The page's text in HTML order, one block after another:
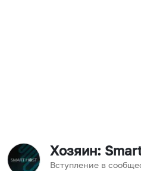
Хозяин:
Вступление в